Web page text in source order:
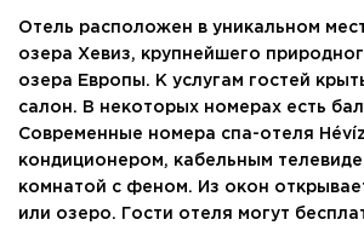
Отель расположен в уникальном
озера Хевиз, крупнейшего
озера Европы. К услугам гостей
салон. В некоторых номерах есть
Современные номера спа-отеля
кондиционером, кабельным
комнатой с феном. Из окон
или озеро. Гости отеля могут